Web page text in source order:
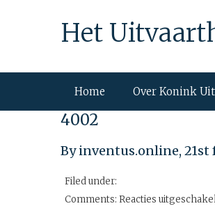
Het
Home Over Konink
4002
By inventus.online, 21st
Filed under:
Comments: Reacties